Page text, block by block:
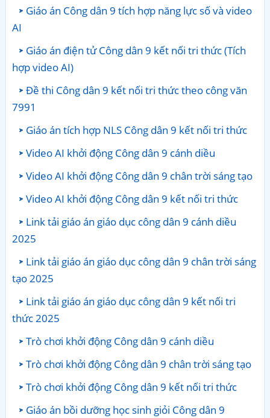
Giáo án Công dân 9 tích hợp năng lực số và video
AI
Giáo án điện tử Công dân 9 kết nối tri thức (Tích
hợp video AI)
Đề thi Công dân 9 kết nối tri thức theo công văn
7991
Giáo án tích hợp NLS Công dân 9 kết nối tri thức
Video AI khởi động Công dân 9 cánh diều
Video AI khởi động Công dân 9 chân trời sáng tạo
Video AI khởi động Công dân 9 kết nối tri thức
Link tải giáo án giáo dục công dân 9 cánh diều
2025
Link tải giáo án giáo dục công dân 9 chân trời sáng
tạo 2025
Link tải giáo án giáo dục công dân 9 kết nối tri
thức 2025
Trò chơi khởi động Công dân 9 cánh diều
Trò chơi khởi động Công dân 9 chân trời sáng tạo
Trò chơi khởi động Công dân 9 kết nối tri thức
Giáo án bồi dưỡng học sinh giỏi Công dân 9